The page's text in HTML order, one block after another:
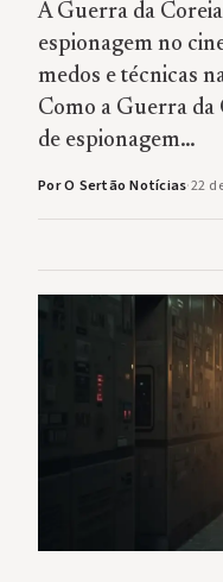
A Guerra da
espionagem no
medos e técnicas
Como a Guerra
de espionagem…
Por O Sertão Notícias·22